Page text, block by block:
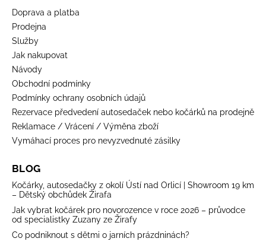
Doprava a platba
Prodejna
Služby
Jak nakupovat
Návody
Obchodní podmínky
Podmínky ochrany osobních údajů
Rezervace předvedení autosedaček nebo kočárků na prodejně
Reklamace / Vrácení / Výměna zboží
Vymáhací proces pro nevyzvednuté zásilky
BLOG
Kočárky, autosedačky z okolí Ústí nad Orlicí | Showroom 19 km
– Dětský obchůdek Žirafa
Jak vybrat kočárek pro novorozence v roce 2026 – průvodce
od specialistky Zuzany ze Žirafy
Co podniknout s dětmi o jarních prázdninách?